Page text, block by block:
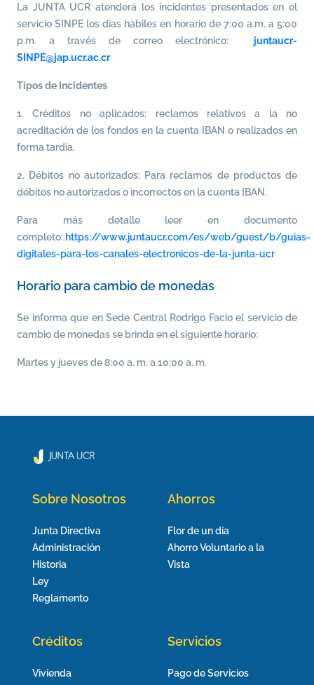
La JUNTA UCR atenderá los incidentes presentados en el
servicio SINPE los días hábiles en horario de 7:00 a.m. a 5:00
p.m. a través de correo electrónico: juntaucr-
SINPE@jap.ucr.ac.cr
Tipos de Incidentes
1. Créditos no aplicados: reclamos relativos a la no
acreditación de los fondos en la cuenta IBAN o realizados en
forma tardía.
2. Débitos no autorizados: Para reclamos de productos de
débitos no autorizados o incorrectos en la cuenta IBAN.
Para más detalle leer en documento
completo: https://www.juntaucr.com/es/web/guest/b/guias-
digitales-para-los-canales-electronicos-de-la-junta-ucr
Horario para cambio de monedas
Se informa que en Sede Central Rodrigo Facio el servicio de
cambio de monedas se brinda en el siguiente horario:
Martes y jueves de 8:00 a. m. a 10:00 a. m.
Sobre Nosotros
Junta Directiva
Administración
Historia
Ley
Reglamento
Ahorros
Flor de un día
Ahorro Voluntario a la
Vista
Créditos
Vivienda
Servicios
Pago de Servicios